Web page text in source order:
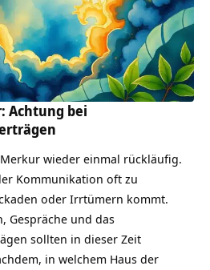
Achtung bei
wieder einmal rückläufig.
Kommunikation oft zu
oder Irrtümern kommt.
Gespräche und das
sollten in dieser Zeit
in welchem Haus der